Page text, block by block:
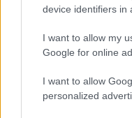
device identifiers in
I want to allow my
Google for online
I want to allow
personalized
Continua a